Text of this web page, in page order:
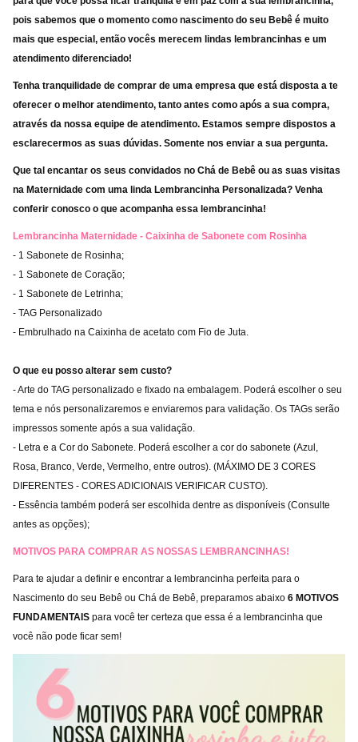
pois sabemos que o momento como nascimento do seu Bebê é muito
mais que especial, então vocês merecem lindas lembrancinhas e um
atendimento diferenciado!
Tenha tranquilidade de comprar de uma empresa que está disposta a te
oferecer o melhor atendimento, tanto antes como após a sua compra,
através da nossa equipe de atendimento. Estamos sempre dispostos a
esclarecermos as suas dúvidas. Somente nos enviar a sua pergunta.
Que tal encantar os seus convidados no Chá de Bebê ou as suas visitas
na Maternidade com uma linda Lembrancinha Personalizada? Venha
conferir conosco o que acompanha essa lembrancinha!
Lembrancinha Maternidade - Caixinha de Sabonete com Rosinha
- 1 Sabonete de Rosinha;
- 1 Sabonete de Coração;
- 1 Sabonete de Letrinha;
- TAG Personalizado
- Embrulhado na Caixinha de acetato com Fio de Juta.
O que eu posso alterar sem custo?
- Arte do TAG personalizado e fixado na embalagem. Poderá escolher o seu
tema e nós personalizaremos e enviaremos para validação. Os TAGs serão
impressos somente após a sua validação.
- Letra e a Cor do Sabonete. Poderá escolher a cor do sabonete (Azul,
Rosa, Branco, Verde, Vermelho, entre outros). (MÁXIMO DE 3 CORES
DIFERENTES - CORES ADICIONAIS VERIFICAR CUSTO).
- Essência também poderá ser escolhida dentre as disponíveis (Consulte
antes as opções);
MOTIVOS PARA COMPRAR AS NOSSAS LEMBRANCINHAS!
Para te ajudar a definir e encontrar a lembrancinha perfeita para o
Nascimento do seu Bebê ou Chá de Bebê, preparamos abaixo 6 MOTIVOS
FUNDAMENTAIS para você ter certeza que essa é a lembrancinha que
você não pode ficar sem!